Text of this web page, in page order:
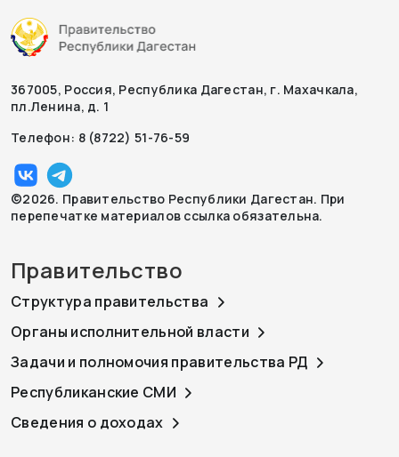
367005, Россия, Республика Дагестан, г. Махачкала,
пл.Ленина, д. 1
Телефон: 8 (8722) 51-76-59
©2026. Правительство Республики Дагестан. При
перепечатке материалов ссылка обязательна.
Правительство
Структура правительства
Органы исполнительной власти
Задачи и полномочия правительства РД
Республиканские СМИ
Сведения о доходах